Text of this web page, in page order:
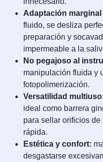
Adaptación
fluido, se desliza
preparación y
impermeable a la
No pegajoso al
manipulación fluida y
fotopolimerización.
Versatilidad
ideal como barrera
para sellar orificios
rápida.
Estética y confort:
desgastarse